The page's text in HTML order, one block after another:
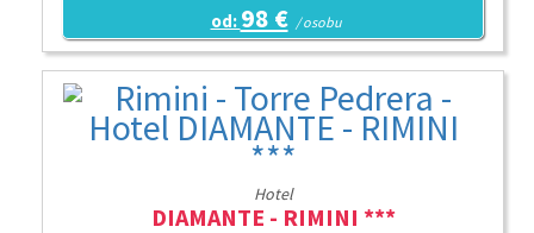
od: 98 € / osobu
Hotel
DIAMANTE - RIMINI ***